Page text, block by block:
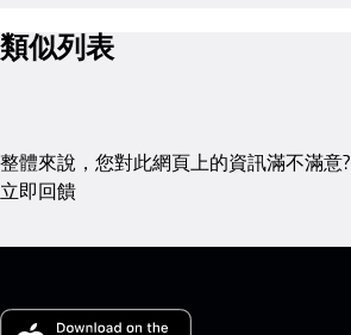
類似列表
整體來說，您對此網頁上的資訊滿不滿意?
立即回饋